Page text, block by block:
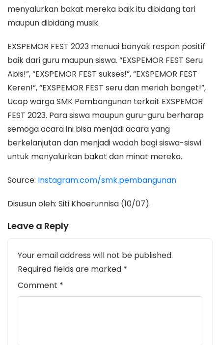
menyalurkan bakat mereka baik itu dibidang tari
maupun dibidang musik.
EXSPEMOR FEST 2023 menuai banyak respon positif
baik dari guru maupun siswa. “EXSPEMOR FEST Seru
Abis!”, “EXSPEMOR FEST sukses!”, “EXSPEMOR FEST
Keren!”, “EXSPEMOR FEST seru dan meriah banget!”,
Ucap warga SMK Pembangunan terkait EXSPEMOR
FEST 2023. Para siswa maupun guru-guru berharap
semoga acara ini bisa menjadi acara yang
berkelanjutan dan menjadi wadah bagi siswa-siswi
untuk menyalurkan bakat dan minat mereka.
Source: Instagram.com/smk.pembangunan
Disusun oleh: Siti Khoerunnisa (10/07).
Leave a Reply
Your email address will not be published.
Required fields are marked *
Comment *